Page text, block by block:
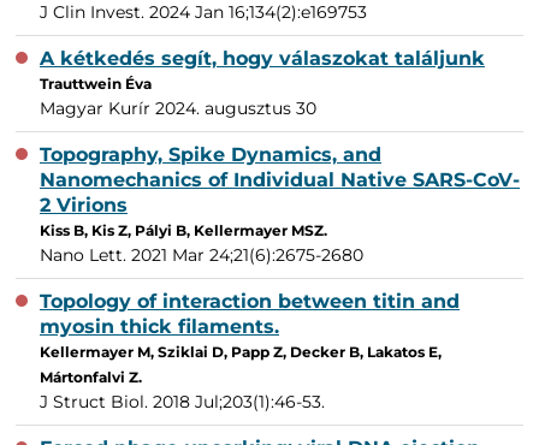
J Clin Invest. 2024 Jan 16;134(2):e169753
A kétkedés segít, hogy válaszokat találjunk
Trauttwein Éva
Magyar Kurír 2024. augusztus 30
Topography, Spike Dynamics, and
Nanomechanics of Individual Native SARS-CoV-
2 Virions
Kiss B, Kis Z, Pályi B, Kellermayer MSZ.
Nano Lett. 2021 Mar 24;21(6):2675-2680
Topology of interaction between titin and
myosin thick filaments.
Kellermayer M, Sziklai D, Papp Z, Decker B, Lakatos E,
Mártonfalvi Z.
J Struct Biol. 2018 Jul;203(1):46-53.